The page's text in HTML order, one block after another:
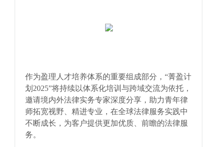
作为盈理人才培养体系的重要组成部分，“菁盈计
划2025”将持续以体系化培训与跨域交流为依托，
邀请境内外法律实务专家深度分享，助力青年律
师拓宽视野、精进专业，在全球法律服务实践中
不断成长，为客户提供更加优质、前瞻的法律服
务。